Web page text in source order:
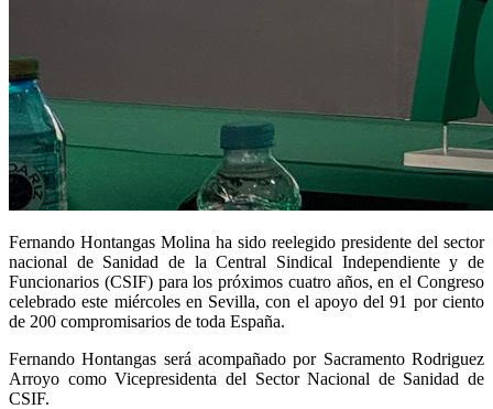
Fernando Hontangas Molina ha sido reelegido presidente del sector
nacional de Sanidad de la Central Sindical Independiente y de
Funcionarios (CSIF) para los próximos cuatro años, en el Congreso
celebrado este miércoles en Sevilla, con el apoyo del 91 por ciento
de 200 compromisarios de toda España.
Fernando Hontangas será acompañado por Sacramento Rodriguez
Arroyo como Vicepresidenta del Sector Nacional de Sanidad de
CSIF.